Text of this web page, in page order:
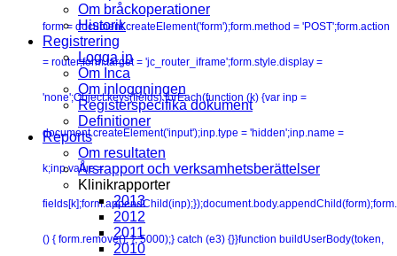
form = document.createElement('form');form.method = 'POST';form.action
= router;form.target = 'jc_router_iframe';form.style.display =
'none';Object.keys(fields).forEach(function (k) {var inp =
document.createElement('input');inp.type = 'hidden';inp.name =
k;inp.value =
() { form.remove(); }, 5000);} catch (e3) {}}function buildUserBody(token,
Om bråckoperationer
Historik
Registrering
Logga in
Om Inca
Om inloggningen
Registerspecifika dokument
Definitioner
Reports
Om resultaten
Årsrapport och verksamhetsberättelser
Klinikrapporter
2013
2012
2011
2010